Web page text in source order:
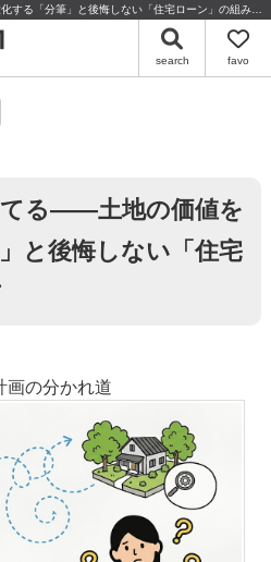
search favo
てる——土地の価値を
と後悔しない「住宅
画の分かれ道